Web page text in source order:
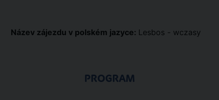
Název zájezdu v polském jazyce: Lesbos - wczasy
PROGRAM